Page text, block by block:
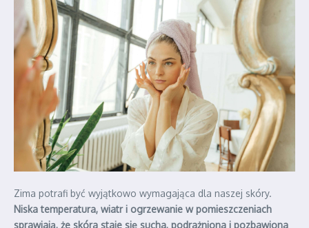
Zima potrafi być wyjątkowo wymagająca dla naszej skóry.
Niska temperatura, wiatr i ogrzewanie w pomieszczeniach
sprawiają, że skóra staje się sucha, podrażniona i pozbawiona